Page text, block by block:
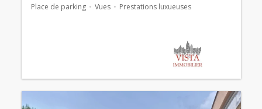
Place de parking Vues Prestations luxueuses